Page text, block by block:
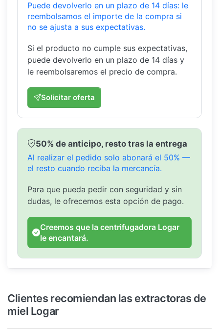
Puede devolverlo en un plazo de 14 días: le
reembolsamos el importe de la compra si
no se ajusta a sus expectativas.
Si el producto no cumple sus expectativas,
puede devolverlo en un plazo de 14 días y
le reembolsaremos el precio de compra.
Solicitar oferta
50% de anticipo, resto tras la entrega
Al realizar el pedido solo abonará el 50% —
el resto cuando reciba la mercancía.
Para que pueda pedir con seguridad y sin
dudas, le ofrecemos esta opción de pago.
Creemos que la centrifugadora Logar
le encantará.
Clientes recomiendan las extractoras de
miel Logar